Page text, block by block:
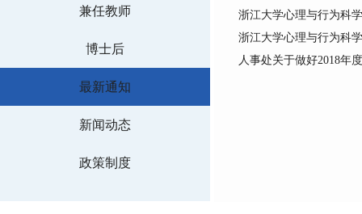
兼任教师
博士后
最新通知
新闻动态
政策制度
浙江大学心理与行为科
浙江大学心理与行为科
人事处关于做好2018年